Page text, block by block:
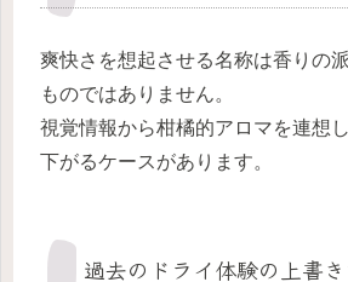
爽快さを想起させる名称は香りの
ものではありません。
視覚情報から柑橘的アロマを連想
下がるケースがあります。
過去のドライ体験の上書